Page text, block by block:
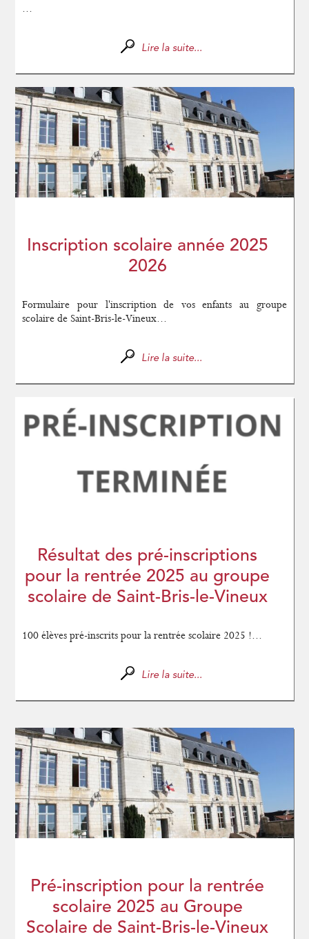
...
Lire la suite...
Inscription scolaire année 2025
2026
Formulaire pour l'inscription de vos enfants au groupe
scolaire de Saint-Bris-le-Vineux...
Lire la suite...
Résultat des pré-inscriptions
pour la rentrée 2025 au groupe
scolaire de Saint-Bris-le-Vineux
100 élèves pré-inscrits pour la rentrée scolaire 2025 !...
Lire la suite...
Pré-inscription pour la rentrée
scolaire 2025 au Groupe
Scolaire de Saint-Bris-le-Vineux